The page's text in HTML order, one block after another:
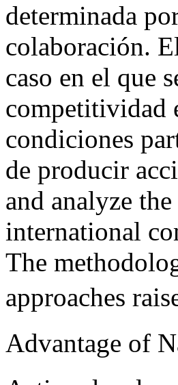
determinada
colaboración.
caso en el que
competitividad
condiciones
de producir
and analyze
international
The
approaches
Advantage of